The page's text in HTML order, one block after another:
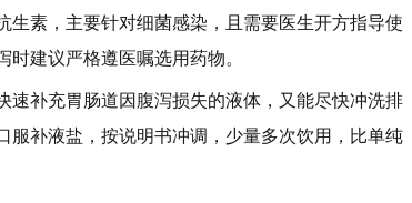
素，主要针对细菌感染，且需要医生开方指导使
建议严格遵医嘱选用药物。
速补充胃肠道因腹泻损失的液体，又能尽快冲洗排
服补液盐，按说明书冲调，少量多次饮用，比单纯